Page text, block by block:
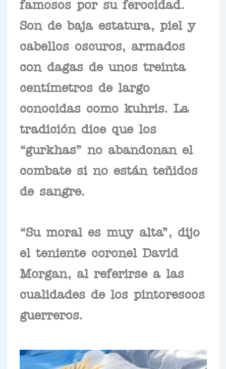
famosos por su ferocidad.
Son de baja estatura, piel y
cabellos oscuros, armados
con dagas de unos treinta
centímetros de largo
conocidas como kuhris. La
tradición dice que los
“gurkhas” no abandonan el
combate si no están teñidos
de sangre.
“Su moral es muy alta”, dijo
el teniente coronel David
Morgan, al referirse a las
cualidades de los pintorescos
guerreros.